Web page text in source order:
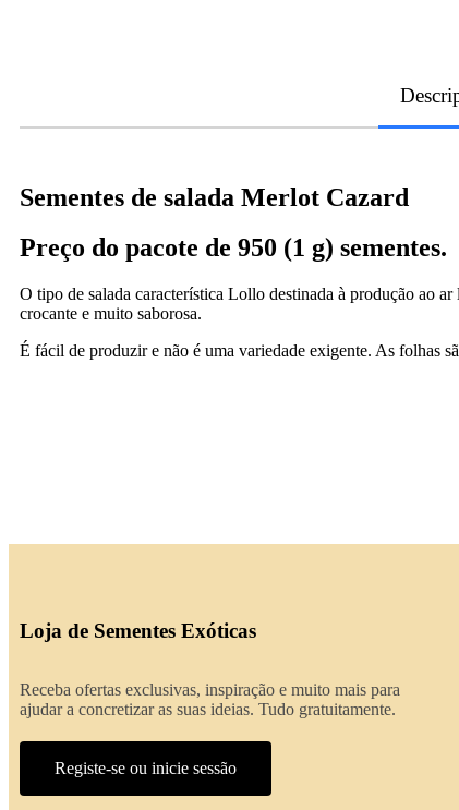
Sementes de salada Merlot Cazard
Preço do pacote de 950 (1 g) sementes.
O tipo de salada característica Lollo destinada à produção ao
crocante e muito saborosa.
É fácil de produzir e não é uma variedade exigente. As folhas
Loja de Sementes Exóticas
Receba ofertas exclusivas, inspiração e muito mais para
ajudar a concretizar as suas ideias. Tudo gratuitamente.
Registe-se ou inicie sessão